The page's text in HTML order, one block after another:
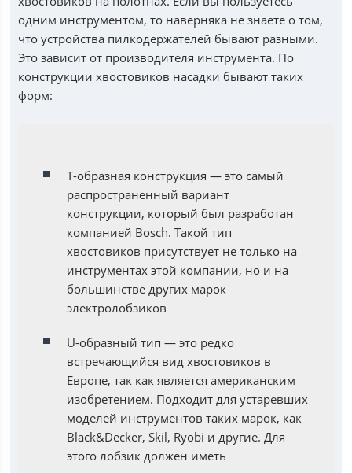
одним инструментом, то наверняка не знаете о том,
что устройства пилкодержателей бывают разными.
Это зависит от производителя инструмента. По
конструкции хвостовиков насадки бывают таких
форм:
Т-образная конструкция — это самый
распространенный вариант
конструкции, который был разработан
компанией Bosch. Такой тип
хвостовиков присутствует не только на
инструментах этой компании, но и на
большинстве других марок
электролобзиков
U-образный тип — это редко
встречающийся вид хвостовиков в
Европе, так как является американским
изобретением. Подходит для устаревших
моделей инструментов таких марок, как
Black&Decker, Skil, Ryobi и другие. Для
этого лобзик должен иметь